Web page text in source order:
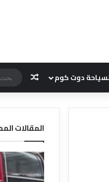
دوت كوم مقال
المقالات
د
ل
ي